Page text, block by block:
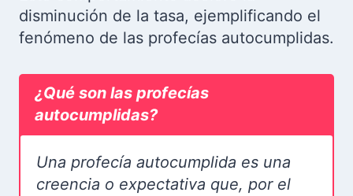
disminución de la tasa, ejemplificando el
fenómeno de las profecías autocumplidas.
¿Qué son las profecías
autocumplidas?
Una profecía autocumplida es una
creencia o expectativa que, por el